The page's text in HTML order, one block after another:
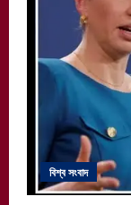
বিশ্ব সংবাদ